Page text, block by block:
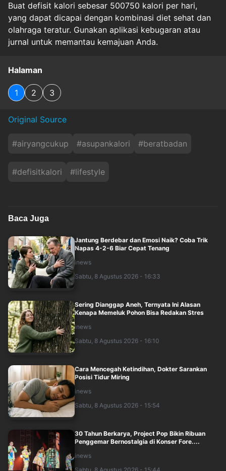
Buat defisit kalori sebesar 500750 kalori per hari,
yang dapat dicapai dengan kombinasi diet sehat dan
olahraga teratur. Gunakan aplikasi kebugaran atau
jurnal untuk memantau kemajuan Anda.
Halaman
1 2 3
Original Source
#airyangcukup #asupankalori #beratbadan
#defisitkalori #lifestyle
Baca Juga
Jantung Berdebar dan Emosi Naik? Coba Trik
Napas 4-2-6 Biar Cepat Tenang
inews
Sabtu, 8 Agustus 2026 - 16:33
Sering Dianggap Aneh, Ternyata Ini Alasan
Kenapa Memeluk Pohon Bisa Redakan Stres
inews
Sabtu, 8 Agustus 2026 - 16:10
Cara Mencegah Ketindihan, Dokter Sarankan
Posisi Tidur Miring
inews
Sabtu, 8 Agustus 2026 - 15:54
30 Tahun Berkarya, Project Pop Bikin Ribuan
Penggemar Bernostalgia di Konser Fore....
inews